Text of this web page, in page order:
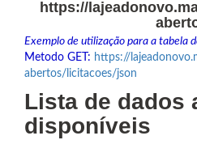
https://
Exemplo de utilização para a tabela
Metodo GET: https://
abertos/licitacoes/json
Lista de dados
disponíveis